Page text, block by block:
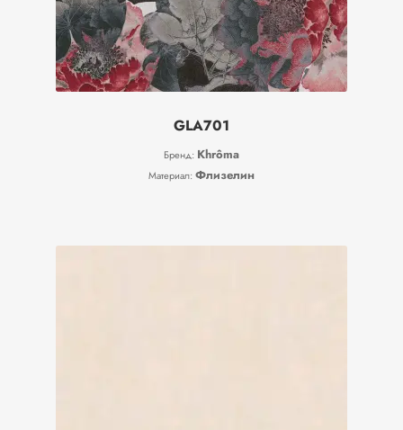
GLA701
Бренд: Khrôma
Материал: Флизелин